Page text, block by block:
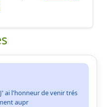
ai l'honneur de venir trés
aupr